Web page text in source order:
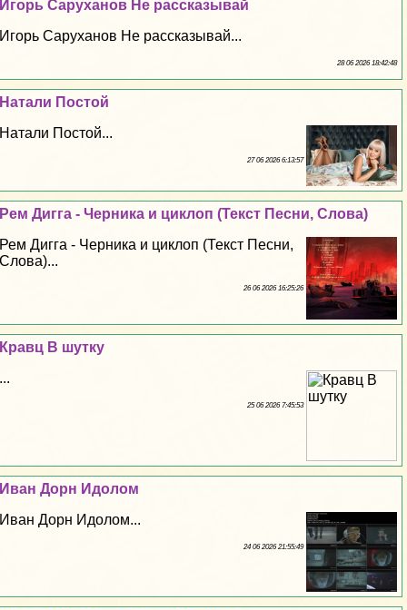
Игорь Саруханов Не рассказывай
Игорь Саруханов Не рассказывай...
28 06 2026 18:42:48
Натали Постой
Натали Постой...
27 06 2026 6:13:57
Рем Дигга - Черника и циклоп (Текст Песни, Слова)
Рем Дигга - Черника и циклоп (Текст Песни,
Слова)...
26 06 2026 16:25:26
Кравц В шутку
...
25 06 2026 7:45:53
Иван Дорн Идолом
Иван Дорн Идолом...
24 06 2026 21:55:49